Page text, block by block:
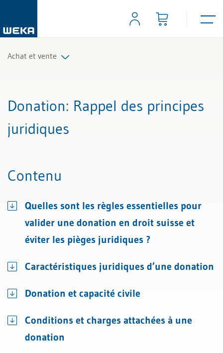
Achat et vente
Donation: Rappel des principes
juridiques
Contenu
Quelles sont les règles essentielles pour
valider une donation en droit suisse et
éviter les pièges juridiques ?
Caractéristiques juridiques d’une donation
Donation et capacité civile
Conditions et charges attachées à une
donation